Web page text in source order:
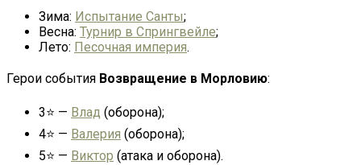
Зима: Испытание Санты;
Весна: Турнир в Спрингвейле;
Лето: Песочная империя.
Герои события Возвращение в Морловию:
3⭐ — Влад (оборона);
4⭐ — Валерия (оборона);
5⭐ — Виктор (атака и оборона).